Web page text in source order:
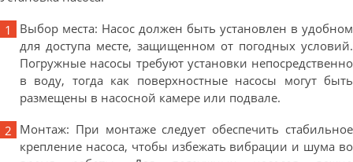
Выбор места: Насос должен быть установлен в удобном
для доступа месте, защищенном от погодных условий.
Погружные насосы требуют установки непосредственно
в воду, тогда как поверхностные насосы могут быть
размещены в насосной камере или подвале.
Монтаж: При монтаже следует обеспечить стабильное
крепление насоса, чтобы избежать вибрации и шума во